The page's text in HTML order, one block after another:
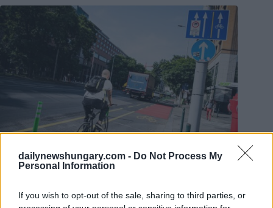
dailynewshungary.com - Do Not Process My
Personal Information
If you wish to opt-out of the sale, sharing to third parties, or